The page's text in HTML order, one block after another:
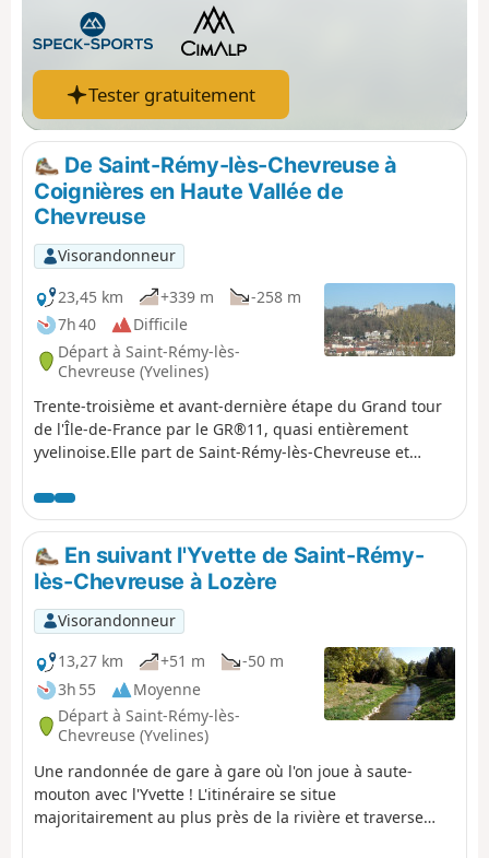
Tester gratuitement
De Saint-Rémy-lès-Chevreuse à
Coignières en Haute Vallée de
Chevreuse
Visorandonneur
23,45 km
+339 m
-258 m
7h 40
Difficile
Départ à Saint-Rémy-lès-
Chevreuse (Yvelines)
Trente-troisième et avant-dernière étape du Grand tour
de l'Île-de-France par le GR®11, quasi entièrement
yvelinoise.Elle part de Saint-Rémy-lès-Chevreuse et
l'Yvette et la traversée du Parc Naturel Régional de la
Haute Vallée de Chevreuse et son riche patrimoine
naturel et bâti, à quelques encablures de Paris et de sa
proche banlieue.
En suivant l'Yvette de Saint-Rémy-
lès-Chevreuse à Lozère
Visorandonneur
13,27 km
+51 m
-50 m
3h 55
Moyenne
Départ à Saint-Rémy-lès-
Chevreuse (Yvelines)
Une randonnée de gare à gare où l'on joue à saute-
mouton avec l'Yvette ! L'itinéraire se situe
majoritairement au plus près de la rivière et traverse